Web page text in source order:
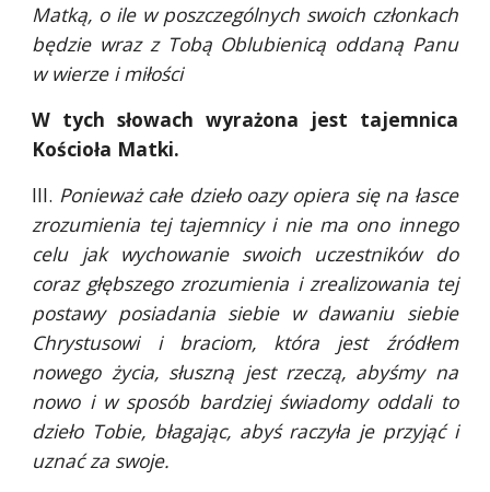
Matką, o ile w poszczególnych swoich członkach
będzie wraz z Tobą Oblubienicą oddaną Panu
w wierze i miłości
W tych słowach wyrażona jest tajemnica
Kościoła Matki.
III. Ponieważ całe dzieło oazy opiera się na łasce
zrozumienia tej tajemnicy i nie ma ono innego
celu jak wychowanie swoich uczestników do
coraz głębszego zrozumienia i zrealizowania tej
postawy posiadania siebie w dawaniu siebie
Chrystusowi i braciom, która jest źródłem
nowego życia, słuszną jest rzeczą, abyśmy na
nowo i w sposób bardziej świadomy oddali to
dzieło Tobie, błagając, abyś raczyła je przyjąć i
uznać za swoje.